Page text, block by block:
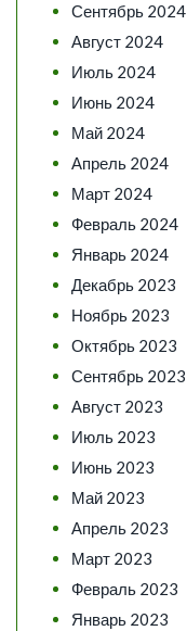
Сентябрь 2024
Август 2024
Июль 2024
Июнь 2024
Май 2024
Апрель 2024
Март 2024
Февраль 2024
Январь 2024
Декабрь 2023
Ноябрь 2023
Октябрь 2023
Сентябрь 2023
Август 2023
Июль 2023
Июнь 2023
Май 2023
Апрель 2023
Март 2023
Февраль 2023
Январь 2023